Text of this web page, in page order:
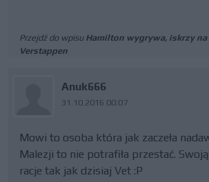
Przejdź do wpisu Hamilton wygrywa, iskrzy
Verstappen
Anuk666
31.10.2016 00:07
Mowi to osoba która jak zaczeła
Malezji to nie potrafiła przestać.
racje tak jak dzisiaj Vet :P